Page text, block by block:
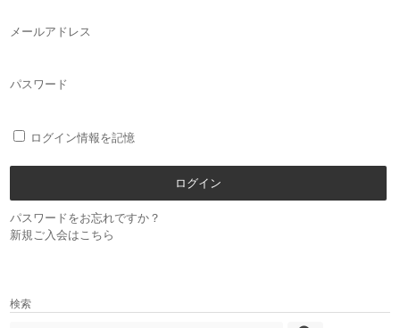
メールアドレス
パスワード
ログイン情報を記憶
パスワードをお忘れですか？
新規ご入会はこちら
検索